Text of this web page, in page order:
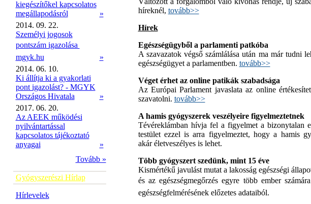
kiegészítőkel kapcsolatos
megállapodásról
»
2014. 09. 22.
Személyi jogosok
pontszám igazolása 
mgyk.hu
»
2014. 06. 10.
Ki állítja ki a gyakorlati
pont igazolást? - MGYK
Országos Hivatala
»
2017. 06. 20.
Az AEEK működési
nyilvántartással
kapcsolatos tájékoztató
anyagai
»
Tovább »
Gyógyszerészi Hírlap
Hírlevelek
híreknél, tovább>>
Hírek
Egészségügyből a parlamenti patkóba
A szavazatok végső számlálása után ma már tudni
egészségügyet a parlamentben. tovább>>
Véget érhet az online patikák szabadsága
Az Európai Parlament javaslata az online
szavatolni. tovább>>
A hamis gyógyszerek veszélyeire figyelmeztetnek
Tévéreklámban hívja fel a figyelmet a bizonytalan
testület ezzel is arra figyelmeztet, hogy a hamis
akár életveszélyes is lehet.
Több gyógyszert szedünk, mint 15 éve
Kismértékű javulást mutat a lakosság egészségi
és az egészségmegőrzés egyre több ember
egészségfelmérésének előzetes adataiból.